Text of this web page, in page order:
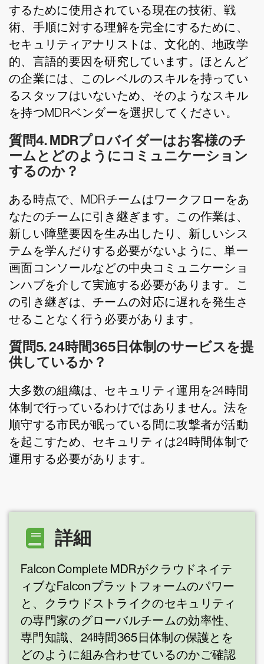
するために使用されている現在の技術、戦
術、手順に対する理解を完全にするために、
セキュリティアナリストは、文化的、地政学
的、言語的要因を研究しています。ほとんど
の企業には、このレベルのスキルを持ってい
るスタッフはいないため、そのようなスキル
を持つMDRベンダーを選択してください。
質問4. MDRプロバイダーはお客様のチ
ームとどのようにコミュニケーション
するのか？
ある時点で、MDRチームはワークフローをあ
なたのチームに引き継ぎます。この作業は、
新しい障壁要因を生み出したり、新しいシス
テムを学んだりする必要がないように、単一
画面コンソールなどの中央コミュニケーショ
ンハブを介して実施する必要があります。こ
の引き継ぎは、チームの対応に遅れを発生さ
せることなく行う必要があります。
質問5. 24時間365日体制のサービスを提
供しているか？
大多数の組織は、セキュリティ運用を24時間
体制で行っているわけではありません。法を
順守する市民が眠っている間に攻撃者が活動
を起こすため、セキュリティは24時間体制で
運用する必要があります。
詳細
Falcon Complete MDRがクラウドネイテ
ィブなFalconプラットフォームのパワー
と、クラウドストライクのセキュリティ
の専門家のグローバルチームの効率性、
専門知識、24時間365日体制の保護とを
どのように組み合わせているのかご確認